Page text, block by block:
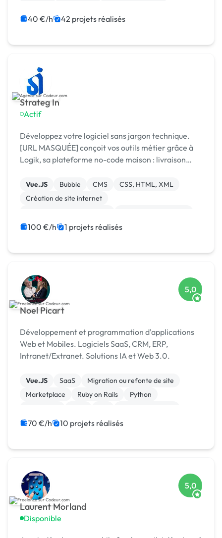
40 €/h 42 projets réalisés
Strateg In
Actif
Développez votre logiciel sans jargon technique.
[URL MASQUÉE] conçoit vos outils métier grâce à
Logik, sa plateforme no-code maison : livraison
Vue.JS Bubble CMS
CSS, HTML, XML
Création de site internet
Gestion site web
Installation de Script
100 €/h 1 projets réalisés
Noel Picart
5,0
Développement et programmation d'applications
Web et Mobiles. Logiciels SaaS, CRM, ERP,
Intranet/Extranet. Solutions IA et Web 3.0.
Vue.JS SaaS
Migration ou refonte de site
Marketplace
Ruby on Rails
Python
70 €/h 10 projets réalisés
Laurent Morland
Disponible
5,0